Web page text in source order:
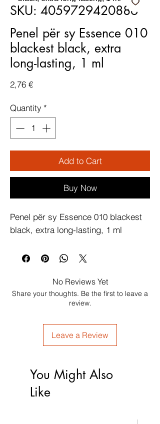
SKU: 4059729420886
Penel për sy Essence 010
blackest black, extra
long-lasting, 1 ml
2,76 €Price
Quantity *
Add to Cart
Buy Now
Penel për sy Essence 010 blackest
black, extra long-lasting, 1 ml
No Reviews Yet
Share your thoughts. Be the first to leave a
review.
Leave a Review
You Might Also
Like